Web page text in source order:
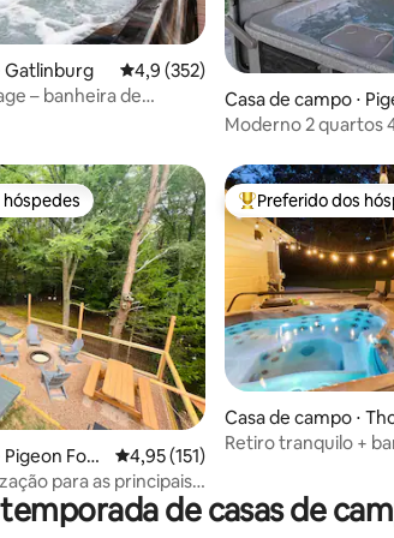
5, 445 avaliações
Gatlinburg 4,9 de uma avaliação média de
4,9 (352)
– banheira de
Casa de campo ⋅
ge
Moderno 2 quartos
5, 121 avaliações
preferidos dos hóspedes
Forg
4,95 de uma avaliação média de 5,
4,95 (151)
para as principais
Entre os melhores
Preferido dos
Casa de campo ⋅
tation
Retiro tranquilo +
de casas de